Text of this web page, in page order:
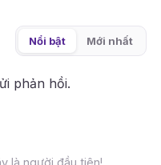
Nổi bật Mới nhất
phản hồi.
là người đầu tiên!